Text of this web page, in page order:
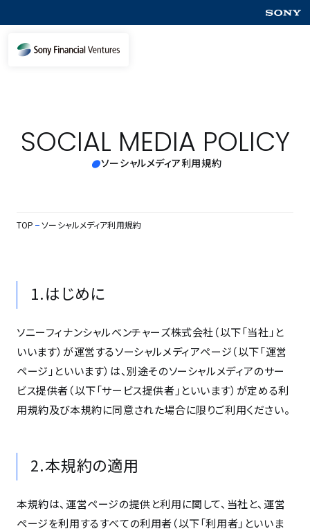
SOCIAL MEDIA POLICY
ソーシャルメディア利用規約
TOP ソーシャルメディア利用規約
1.はじめに
ソニーフィナンシャルベンチャーズ株式会社（以下「当社」と
いいます）が運営するソーシャルメディアページ（以下「運営
ページ」といいます）は、別途そのソーシャルメディアのサー
ビス提供者（以下「サービス提供者」といいます）が定める利
用規約及び本規約に同意された場合に限りご利用ください。
2.本規約の適用
本規約は、運営ページの提供と利用に関して、当社と、運営
ページを利用するすべての利用者（以下「利用者」といいま